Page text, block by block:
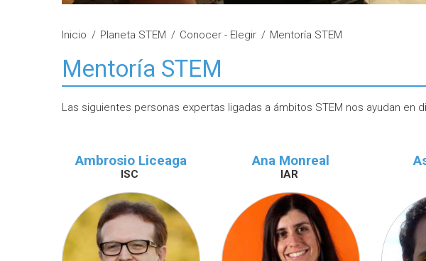
Inicio Planeta STEM Conocer - Elegir Mentoría STEM
Mentoría STEM
Las siguientes personas expertas ligadas a ámbitos STEM nos ayudan en
Ambrosio Liceaga
ISC
Ana Monreal
IAR